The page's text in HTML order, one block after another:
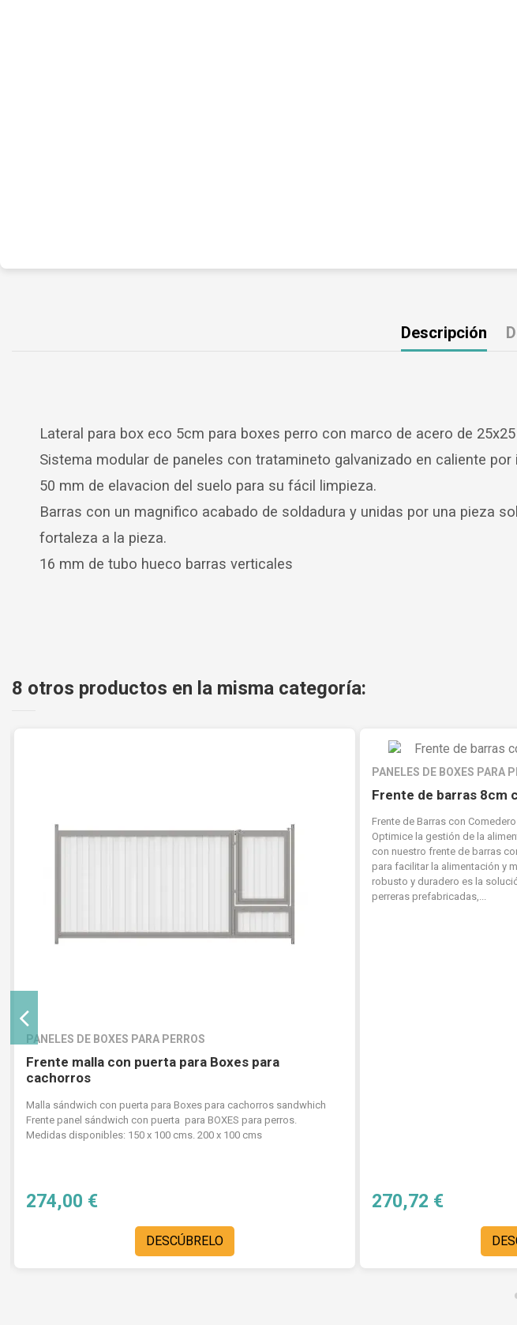
Descripción
Lateral para box eco 5cm para boxes perro con marco de acero de
Sistema modular de paneles con tratamineto galvanizado en caliente
50 mm de elavacion del suelo para su fácil limpieza.
Barras con un magnifico acabado de soldadura y unidas por una pieza
fortaleza a la pieza.
16 mm de tubo hueco barras verticales
8 otros productos en la misma categoría:
PANELES DE BOXES PARA PERROS
Frente malla con puerta para Boxes para
cachorros
Malla sándwich con puerta para Boxes para cachorros sandwhich
Frente panel sándwich con puerta para BOXES para perros.
Medidas disponibles: 150 x 100 cms. 200 x 100 cms
274,00 €
DESCÚBRELO
PANELES DE BOXES PARA
Frente de barras 8cm
Frente de Barras con
Optimice la gestión de la
con nuestro frente de barras
para facilitar la alimentación y
robusto y duradero es la
perreras prefabricadas,...
270,72 €